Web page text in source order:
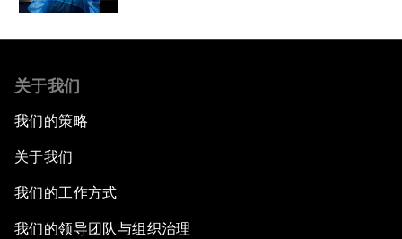
关于我们
我们的策略
关于我们
我们的工作方式
我们的领导团队与组织治理